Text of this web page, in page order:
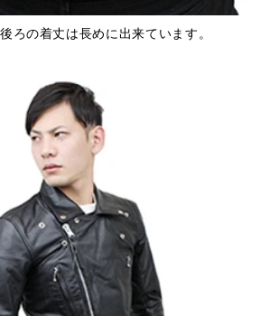
ろの着丈は長めに出来ています。